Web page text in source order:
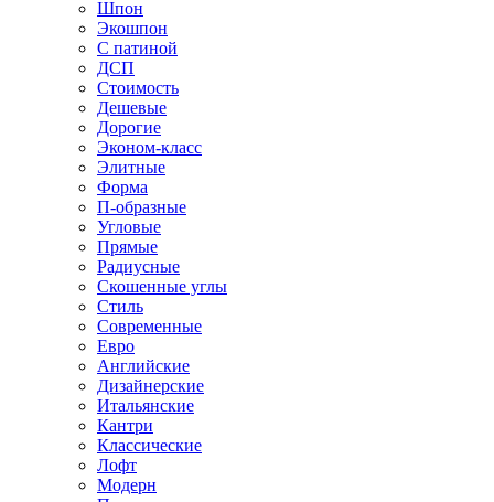
Шпон
Экошпон
С патиной
ДСП
Стоимость
Дешевые
Дорогие
Эконом-класс
Элитные
Форма
П-образные
Угловые
Прямые
Радиусные
Скошенные углы
Стиль
Современные
Евро
Английские
Дизайнерские
Итальянские
Кантри
Классические
Лофт
Модерн